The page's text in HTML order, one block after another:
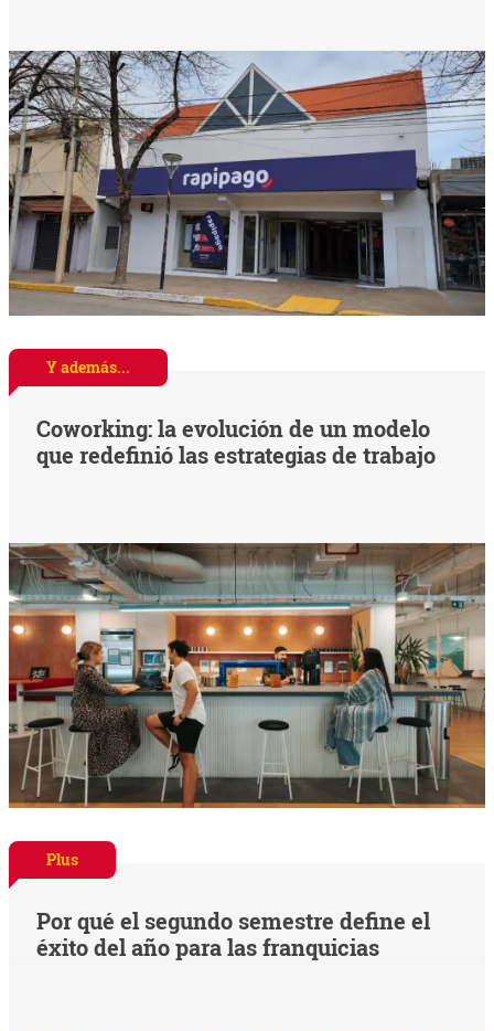
Y además...
Coworking: la evolución de un modelo
que redefinió las estrategias de trabajo
Plus
Por qué el segundo semestre define el
éxito del año para las franquicias